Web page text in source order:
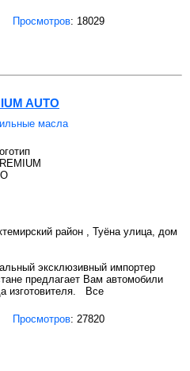
Просмотров: 18029
AUTO
масла
район , Туёна улица, дом
эксклюзивный импортер
предлагает Вам автомобили
изготовителя. Все
Просмотров: 27820